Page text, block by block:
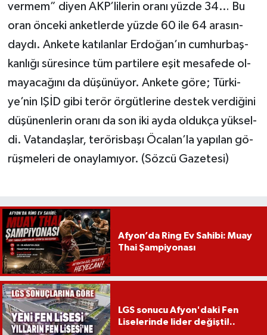
ver­me­m” di­yen AK­P’­li­le­rin ora­nı yüz­de 34… Bu
oran ön­ce­ki an­ket­ler­de yüz­de 60 ile 64 ara­sın­
day­dı. An­ke­te ka­tı­lan­lar Er­do­ğa­n’­ın cum­hur­baş­
kan­lı­ğı sü­re­sin­ce tüm par­ti­le­re eşit me­sa­fe­de ol­
ma­ya­ca­ğı­nı da dü­şü­nü­yor. An­ke­te gö­re; Tür­ki­
ye­’nin IŞİD gi­bi terör örgütlerine des­tek ver­di­ği­ni
dü­şü­nen­le­rin ora­nı da son iki ay­da ol­duk­ça yük­sel­
di. Va­tan­daş­lar, te­rö­ris­ba­şı Öca­la­n’­la ya­pı­lan gö­
rüş­me­le­ri de onay­la­mı­yor. (Sözcü Gazetesi)
Afyon’da Ring Ev Sahibi: Muay
Thai Şampiyonası
LGS sonucu Afyon'daki Fen
Liselerinde lider değişti!..